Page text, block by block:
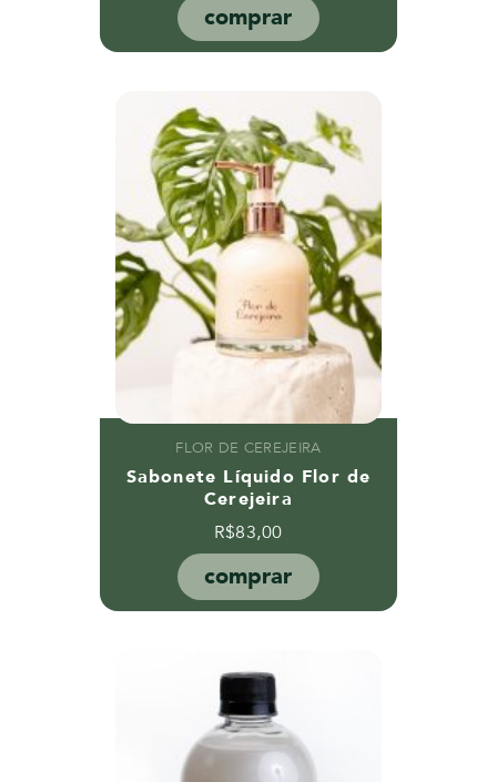
comprar
FLOR DE CEREJEIRA
Sabonete Líquido Flor de
Cerejeira
R$83,00
comprar